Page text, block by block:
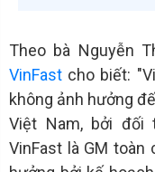
Theo bà Nguyễn
VinFast cho biết:
không ảnh hưởng
Việt Nam, bởi đối
VinFast là GM toàn